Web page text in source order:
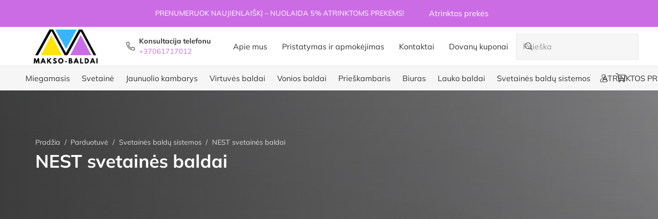
PRENUMERUOK NAUJIENLAIŠKĮ – NUOLAIDA 5% ATRINKTOMS PREKĖMS! Atrinktos prekės
Konsultacija telefonu
+37061717012
Apie mus Pristatymas ir apmokėjimas Kontaktai Dovanų kuponai
Miegamasis Svetainė Jaunuolio kambarys Virtuvės baldai Vonios baldai Prieškambaris Biuras Lauko baldai Svetainės baldų sistemos ATRINKTOS
Pradžia / Parduotuvė / Svetainės baldų sistemos / NEST svetainės baldai
NEST svetainės baldai